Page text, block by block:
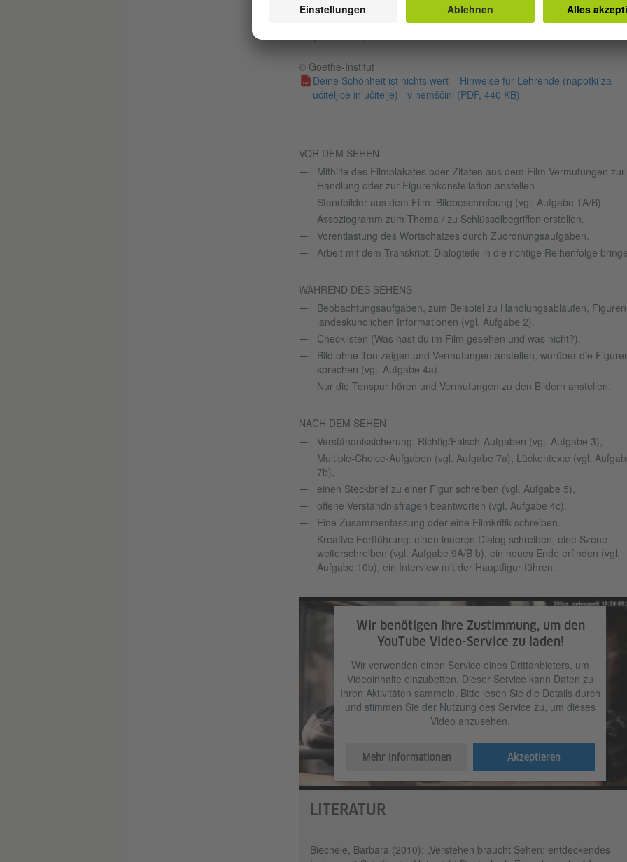
© Goethe-Institut
Deine Schönheit ist nichts wert – Arbeitsblätter (delovni listi) - v
© Goethe-Institut
Deine Schönheit ist nichts wert – Hinweise für Lehrende (napotki za
učiteljice in učitelje) - v nemščini (PDF, 440 KB)
VOR DEM SEHEN
Mithilfe des Filmplakates oder Zitaten aus dem Film Vermutungen zur
Handlung oder zur Figurenkonstellation anstellen.
Standbilder aus dem Film: Bildbeschreibung (vgl. Aufgabe 1A/B).
Assoziogramm zum Thema / zu Schlüsselbegriffen erstellen.
Vorentlastung des Wortschatzes durch Zuordnungsaufgaben.
Arbeit mit dem Transkript: Dialogteile in die richtige Reihenfolge
WÄHREND DES SEHENS
Beobachtungsaufgaben, zum Beispiel zu Handlungsabläufen,
landeskundlichen Informationen (vgl. Aufgabe 2).
Checklisten (Was hast du im Film gesehen und was nicht?).
Bild ohne Ton zeigen und Vermutungen anstellen, worüber die
sprechen (vgl. Aufgabe 4a).
Nur die Tonspur hören und Vermutungen zu den Bildern anstellen.
NACH DEM SEHEN
Verständnissicherung: Richtig/Falsch-Aufgaben (vgl. Aufgabe 3),
Multiple-Choice-Aufgaben (vgl. Aufgabe 7a), Lückentexte (vgl.
7b),
einen Steckbrief zu einer Figur schreiben (vgl. Aufgabe 5),
offene Verständnisfragen beantworten (vgl. Aufgabe 4c).
Eine Zusammenfassung oder eine Filmkritik schreiben.
Kreative Fortführung: einen inneren Dialog schreiben, eine Szene
weiterschreiben (vgl. Aufgabe 9A/B b), ein neues Ende erfinden (vgl.
Aufgabe 10b), ein Interview mit der Hauptfigur führen.
Wir benötigen Ihre Zustimmung, um den
YouTube Video-Service zu laden!
Wir verwenden einen Service eines Drittanbieters, um
Videoinhalte einzubetten. Dieser Service kann Daten zu
Ihren Aktivitäten sammeln. Bitte lesen Sie die Details durch
und stimmen Sie der Nutzung des Service zu, um dieses
Video anzusehen.
Mehr Informationen Akzeptieren
LITERATUR
Biechele, Barbara (2010): „Verstehen braucht Sehen: entdeckendes